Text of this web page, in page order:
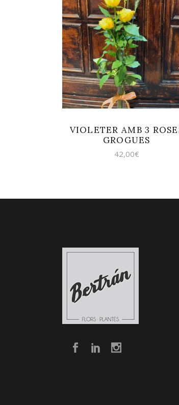
AFEGEIX A LA
CISTELLA
VIOLETER AMB 3
GROGUES
42,00€